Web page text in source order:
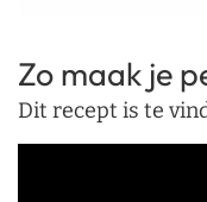
Zo maak je
Dit recept is te